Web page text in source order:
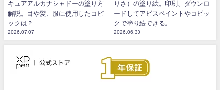
キュアアルカナシャドーの塗り方
解説。目や髪、服に使用したコピ
ックは？
2026.07.07
りさ）の塗り絵。印刷、ダウンロ
ードしてアビスペイントやコピッ
クで塗り絵できる。
2026.06.30